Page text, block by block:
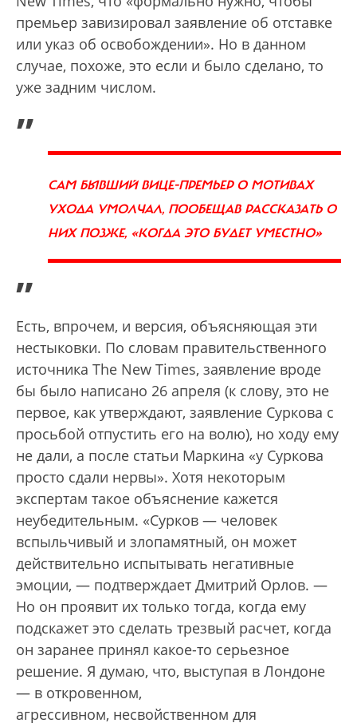
премьер завизировал заявление об отставке
или указ об освобождении». Но в данном
случае, похоже, это если и было сделано, то
уже задним числом.
„
САМ БЫВШИЙ ВИЦЕ-ПРЕМЬЕР О МОТИВАХ
УХОДА УМОЛЧАЛ, ПООБЕЩАВ РАССКАЗАТЬ О
НИХ ПОЗЖЕ, «КОГДА ЭТО БУДЕТ УМЕСТНО»
”
Есть, впрочем, и версия, объясняющая эти
нестыковки. По словам правительственного
источника The New Times, заявление вроде
бы было написано 26 апреля (к слову, это не
первое, как утверждают, заявление Суркова с
просьбой отпустить его на волю), но ходу ему
не дали, а после статьи Маркина «у Суркова
просто сдали нервы». Хотя некоторым
экспертам такое объяснение кажется
неубедительным. «Сурков — человек
вспыльчивый и злопамятный, он может
действительно испытывать негативные
эмоции, — подтверждает Дмитрий Орлов. —
Но он проявит их только тогда, когда ему
подскажет это сделать трезвый расчет, когда
он заранее принял какое-то серьезное
решение. Я думаю, что, выступая в Лондоне
— в откровенном,
агрессивном, несвойственном для